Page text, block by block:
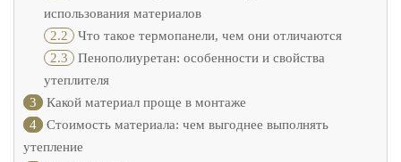
использования материалов
2.2 Что такое термопанели, чем они отличаются
2.3 Пенополиуретан: особенности и свойства
утеплителя
3
Какой материал проще в монтаже
4
Стоимость материала: чем выгоднее выполнять
утепление